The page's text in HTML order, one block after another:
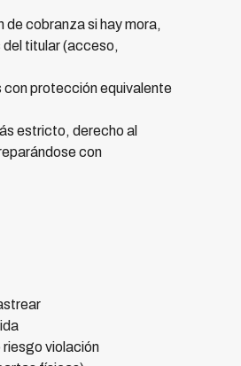
cobranza si hay mora,
titular (acceso,
con protección equivalente
estricto, derecho al
con
violación